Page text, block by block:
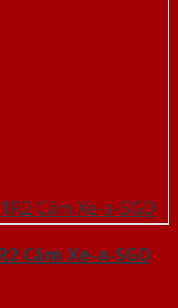
Căm Xe-a-SGD